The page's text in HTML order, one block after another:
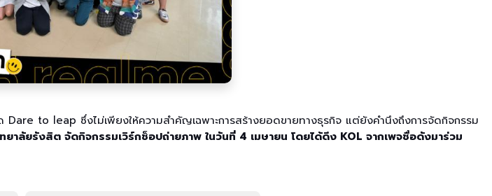
to leap ซึ่งไม่เพียงให้ความสำคัญเฉพาะการสร้างยอดขายทางธุรกิจ แต่ยังคำนึงถึงการจัดกิจกรรม
ยาลัยรังสิต จัดกิจกรรมเวิร์กช็อปถ่ายภาพ ในวันที่ 4 เมษายน โดยได้ดึง KOL จากเพจชื่อดังมาร่วม